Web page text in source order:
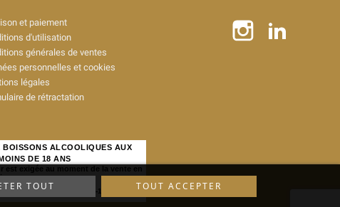
TOUT TOUT ACCEPTER
et paiement
d'utilisation
générales de ventes
personnelles et cookies
légales
de rétractation
BOISSONS ALCOOLIQUES AUX
DE 18 ANS
est exigée au moment de la vente en
PUBLIQUE, ART. L. 3342-1 et L. 3353-3